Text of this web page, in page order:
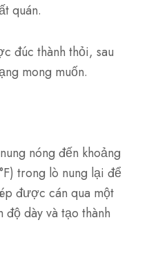
quán.
đúc thành thỏi, sau
mong muốn.
nóng đến khoảng
trong lò nung lại để
được cán qua một
độ dày và tạo thành